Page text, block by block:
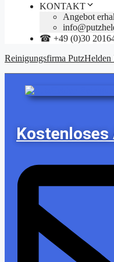
KONTAKT
Angebot
☎ +49 (0)30
Reinigungsfirma
Kostenloses